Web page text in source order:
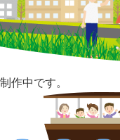
制作中です。